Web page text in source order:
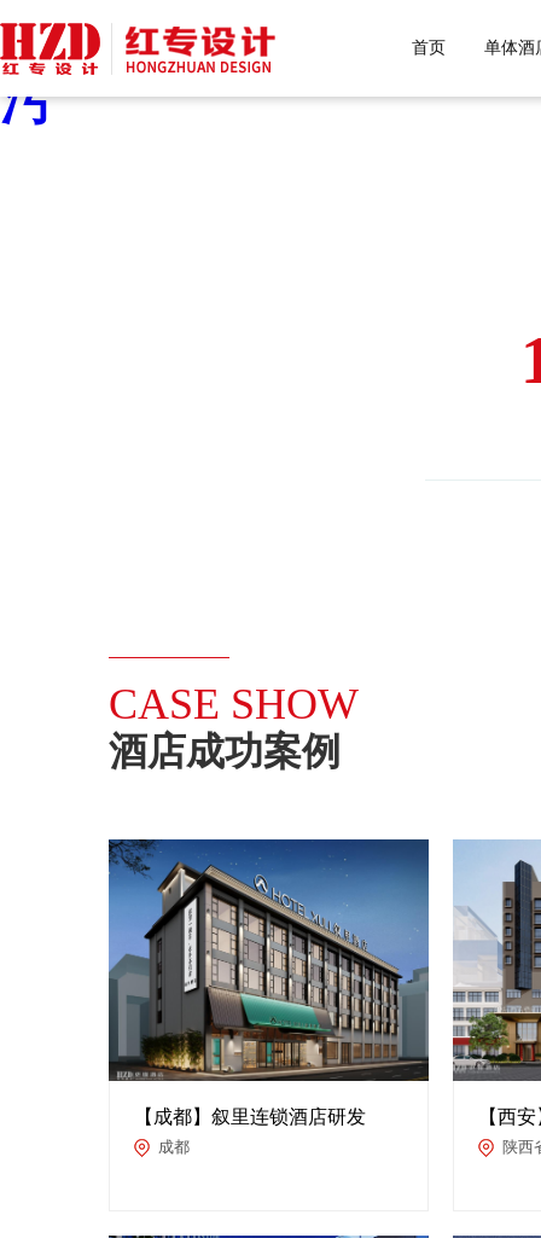
好色先生污下载,好色
污
首页 单体酒
CASE SHOW
酒店成功案例
【成都】叙里连锁酒店研发
成都
【西
陕西